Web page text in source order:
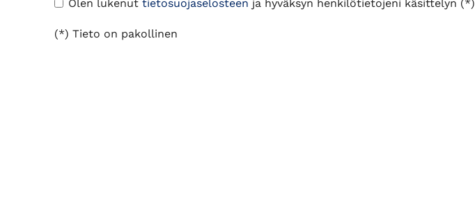
Olen lukenut tietosuojaselosteen ja hyväksyn henkilötietojeni käsittelyn (*)
(*) Tieto on pakollinen